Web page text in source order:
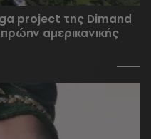
project της Dimand
αμερικανικής